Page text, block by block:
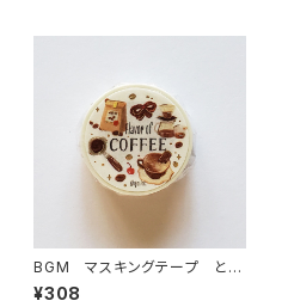
BGM マスキングテープ とき
めきフレーバー・珈琲コーヒー
¥308